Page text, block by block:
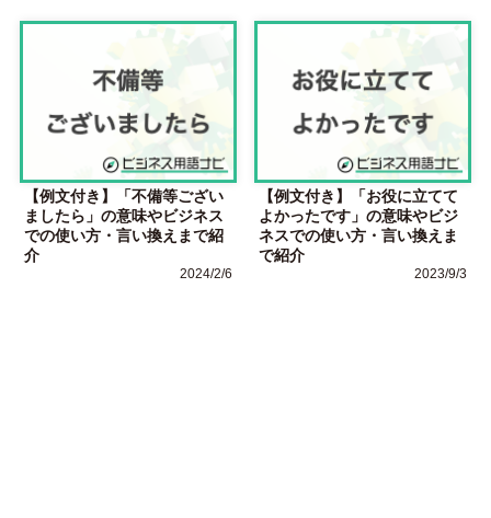
【例文付き】「不備等ござい
ましたら」の意味やビジネス
での使い方・言い換えまで紹
介
2024/2/6
【例文付き】「お役に立てて
よかったです」の意味やビジ
ネスでの使い方・言い換えま
で紹介
2023/9/3